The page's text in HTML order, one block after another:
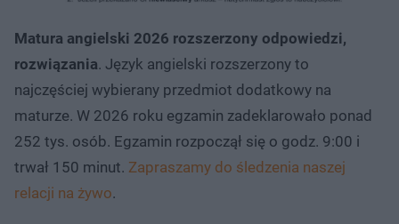
Matura angielski 2026 rozszerzony odpowiedzi,
rozwiązania. Język angielski rozszerzony to
najczęściej wybierany przedmiot dodatkowy na
maturze. W 2026 roku egzamin zadeklarowało ponad
252 tys. osób. Egzamin rozpoczął się o godz. 9:00 i
trwał 150 minut. Zapraszamy do śledzenia naszej
relacji na żywo.